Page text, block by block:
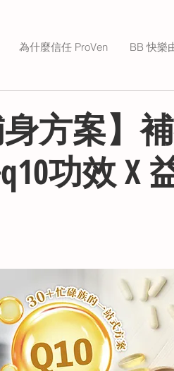
為什麼信任 ProVen BB 快樂
身方案】
功效 X